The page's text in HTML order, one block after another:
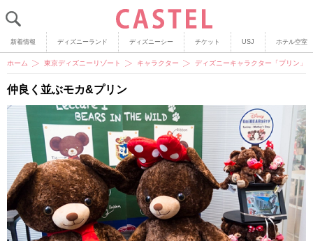
新着情報 ディズニーランド ディズニーシー チケット USJ ホテル空室
ホーム 東京ディズニーリゾート キャラクター ディズニーキャラクター「プリン」
仲良く並ぶモカ&プリン